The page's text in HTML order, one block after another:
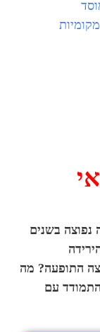
בשנים
התופעה? מה
עם